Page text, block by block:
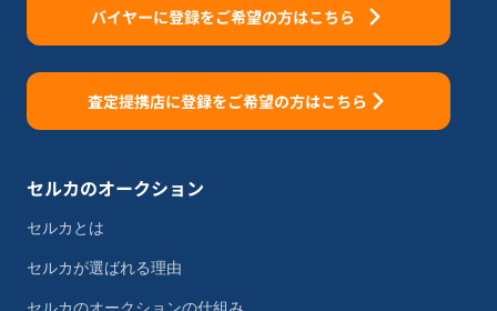
バイヤーに登録をご希望の方はこちら
査定提携店に登録をご希望の方はこちら
セルカのオークション
セルカとは
セルカが選ばれる理由